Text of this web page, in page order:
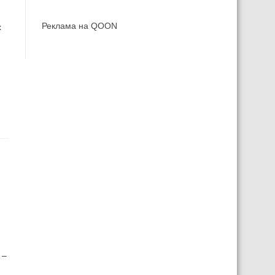
–
Реклама на QOON